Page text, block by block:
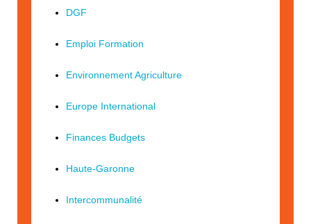
DGF
Emploi Formation
Environnement Agriculture
Europe International
Finances Budgets
Haute-Garonne
Intercommunalité